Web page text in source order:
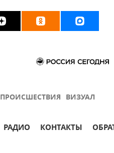
ПРОИСШЕСТВИЯ ВИЗУАЛ
РАДИО КОНТАКТЫ